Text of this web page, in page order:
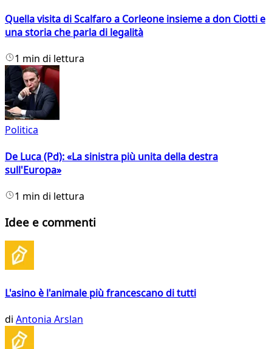
Quella visita di Scalfaro a Corleone insieme a don Ciotti e
una storia che parla di legalità
1 min di lettura
Politica
De Luca (Pd): «La sinistra più unita della destra
sull'Europa»
1 min di lettura
Idee e commenti
L'asino è l'animale più francescano di tutti
di Antonia Arslan